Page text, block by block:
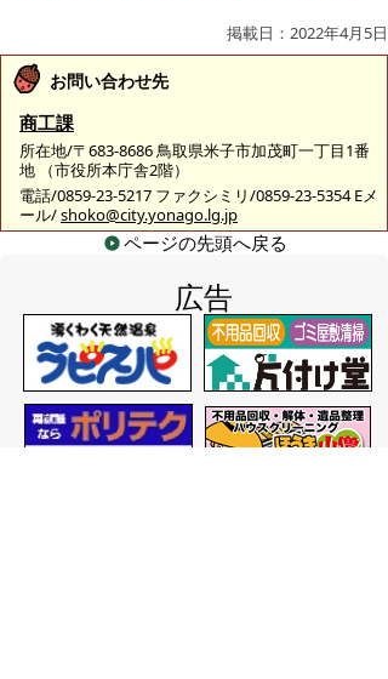
掲載日：2022年4月5日
お問い合わせ先
商工課
所在地/〒683-8686 鳥取県米子市加茂町一丁目1番
地 （市役所本庁舎2階）
電話/0859-23-5217 ファクシミリ/0859-23-5354 Eメ
ール/shoko@city.yonago.lg.jp
ページの先頭へ戻る
広告